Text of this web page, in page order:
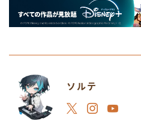
ソルテ